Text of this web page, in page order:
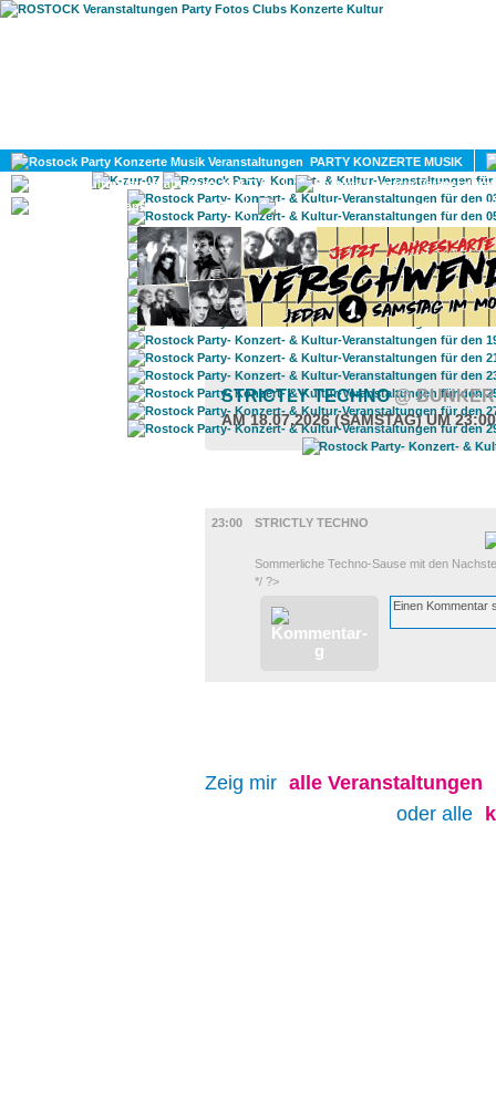
PARTY KONZERTE MUSIK
KULTUR
GAY
STRICTLY TECHNO@
AM 18.07.2026 (SAMSTAG) UM
23:00
STRICTLY TECHNO
Sommerliche Techno-Sause mit den
*/ ?>
Zeig mir alle Veranstaltungen
oder alle